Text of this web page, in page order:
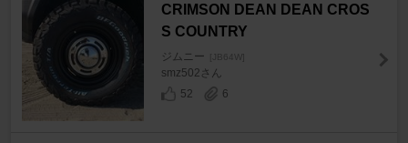
CRIMSON DEAN DEAN CROS
S COUNTRY
ジムニー [JB64W]
smz502さん
52
6